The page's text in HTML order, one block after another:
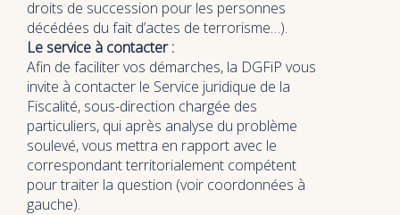
droits de succession pour les personnes
décédées du fait d’actes de terrorisme…).
Le service à contacter :
Afin de faciliter vos démarches, la DGFiP vous
invite à contacter le Service juridique de la
Fiscalité, sous-direction chargée des
particuliers, qui après analyse du problème
soulevé, vous mettra en rapport avec le
correspondant territorialement compétent
pour traiter la question (voir coordonnées à
gauche).